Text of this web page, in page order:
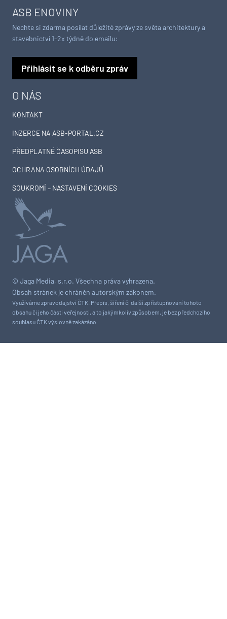
© Jaga Media, s.r.o. Všechna práva vyhrazena.
Obsah stránek je chráněn autorským zákonem.
Využíváme zpravodajství ČTK. Přepis, šíření či další zpřístupňování tohoto
obsahu či jeho části veřejnosti, a to jakýmkoliv způsobem, je bez předchozího
souhlasu ČTK výslovně zakázáno.
O NÁS
KONTAKT
INZERCE NA ASB-PORTAL.CZ
PŘEDPLATNÉ ČASOPISU ASB
OCHRANA OSOBNÍCH ÚDAJŮ
SOUKROMÍ – NASTAVENÍ COOKIES
ASB ENOVINY
Nechte si zdarma posílat důležité zprávy ze světa architektury a
stavebnictví 1-2x týdně do emailu:
Přihlásit se k odběru zpráv